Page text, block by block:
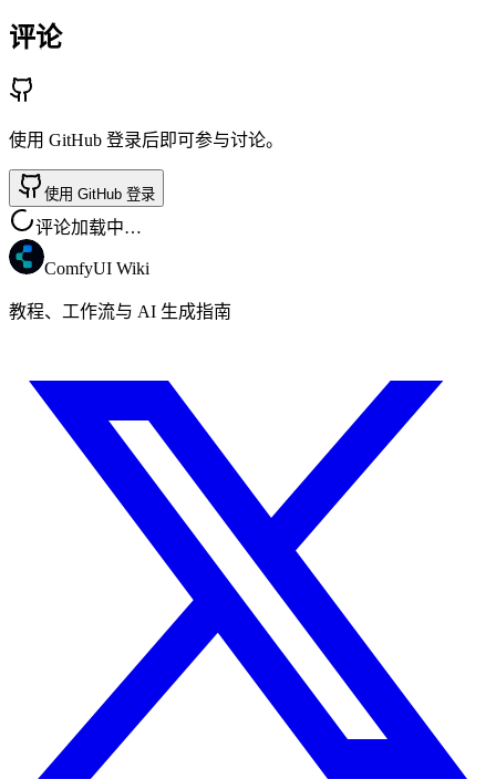
评论
使用 GitHub 登录后即可参与讨论。
使用 GitHub 登录
评论加载中…
ComfyUI Wiki
教程、工作流与 AI 生成指南